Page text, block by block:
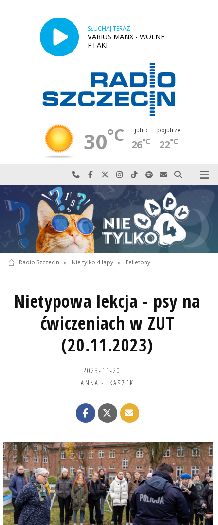
SŁUCHAJ TERAZ
VARIUS MANX - WOLNE
PTAKI
30°C jutro
26°C
pojutrze
22°C
Najlepiej po prostu do nas zadzwoń
Odwiedź nas na Facebook-u
Odwiedź nas na X
Odwiedź nas na Instagram-ie
Odwiedź nas na TikTok-u
Szukaj nas na Spotify
Wyślij do nas
Szukaj
Radio Szczecin » Nie tylko 4 łapy » Felietony
Nietypowa lekcja - psy na
ćwiczeniach w ZUT
(20.11.2023)
2023-11-20
ANNA ŁUKASZEK